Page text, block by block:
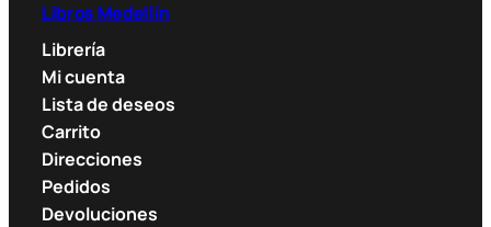
Libros Medellín
Librería
Mi cuenta
Lista de deseos
Carrito
Direcciones
Pedidos
Devoluciones